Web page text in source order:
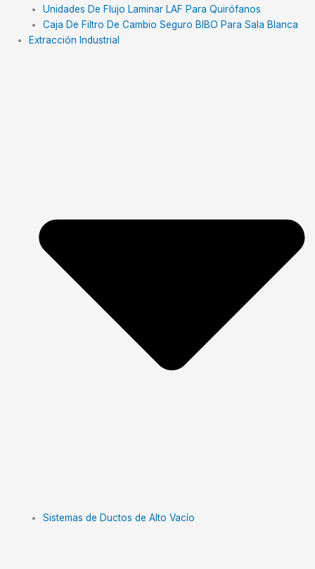
Unidades De Flujo Laminar LAF Para Quirófanos​
Caja De Filtro De Cambio Seguro BIBO Para Sala Blanca​
Extracción Industrial
Sistemas de Ductos de Alto Vacío